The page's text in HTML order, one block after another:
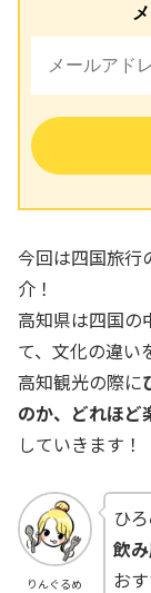
今回は四国旅行
介！
高知県は四国の
て、文化の違い
高知観光の際に
のか、どれほど
していきます！
りんぐるめ
ひ
飲
お